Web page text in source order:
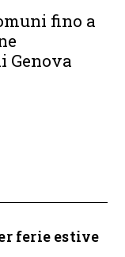
fino a
Genova
ferie estive